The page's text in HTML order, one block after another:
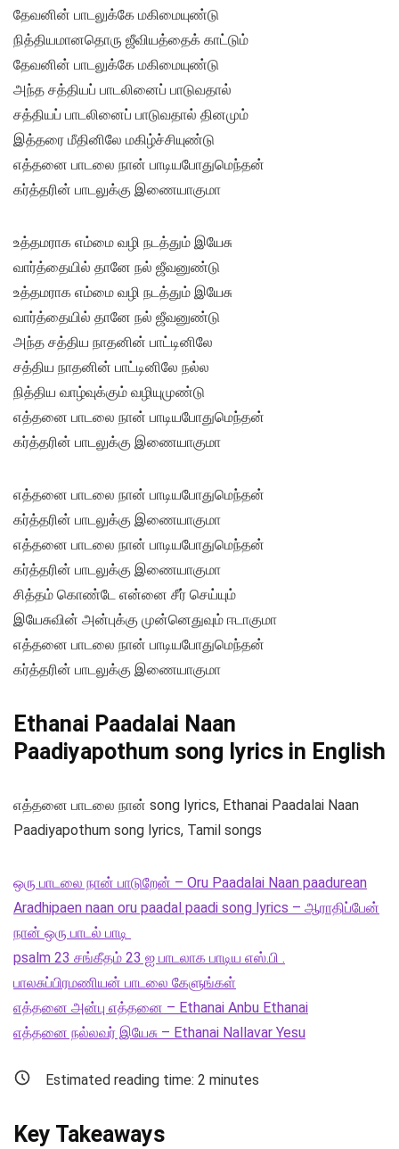
தேவனின் பாடலுக்கே மகிமையுண்டு
நித்தியமானதொரு ஜீவியத்தைக் காட்டும்
தேவனின் பாடலுக்கே மகிமையுண்டு
அந்த சத்தியப் பாடலினைப் பாடுவதால்
சத்தியப் பாடலினைப் பாடுவதால் தினமும்
இத்தரை மீதினிலே மகிழ்ச்சியுண்டு
எத்தனை பாடலை நான் பாடியபோதுமெந்தன்
கர்த்தரின் பாடலுக்கு இணையாகுமா
உத்தமராக எம்மை வழி நடத்தும் இயேசு
வார்த்தையில் தானே நல் ஜீவனுண்டு
உத்தமராக எம்மை வழி நடத்தும் இயேசு
வார்த்தையில் தானே நல் ஜீவனுண்டு
அந்த சத்திய நாதனின் பாட்டினிலே
சத்திய நாதனின் பாட்டினிலே நல்ல
நித்திய வாழ்வுக்கும் வழியுமுண்டு
எத்தனை பாடலை நான் பாடியபோதுமெந்தன்
கர்த்தரின் பாடலுக்கு இணையாகுமா
எத்தனை பாடலை நான் பாடியபோதுமெந்தன்
கர்த்தரின் பாடலுக்கு இணையாகுமா
எத்தனை பாடலை நான் பாடியபோதுமெந்தன்
கர்த்தரின் பாடலுக்கு இணையாகுமா
சித்தம் கொண்டே என்னை சீர் செய்யும்
இயேசுவின் அன்புக்கு முன்னெதுவும் ஈடாகுமா
எத்தனை பாடலை நான் பாடியபோதுமெந்தன்
கர்த்தரின் பாடலுக்கு இணையாகுமா
Ethanai Paadalai Naan
Paadiyapothum song lyrics in English
எத்தனை பாடலை நான் song lyrics, Ethanai Paadalai Naan
Paadiyapothum song lyrics, Tamil songs
ஒரு பாடலை நான் பாடுறேன் – Oru Paadalai Naan paadurean
Aradhipaen naan oru paadal paadi song lyrics – ஆராதிப்பேன்
நான் ஒரு பாடல் பாடி
psalm 23 சங்கீதம் 23 ஐ பாடலாக பாடிய எஸ்.பி .
பாலசுப்பிரமணியன் பாடலை கேளுங்கள்
எத்தனை அன்பு எத்தனை – Ethanai Anbu Ethanai
எத்தனை நல்லவர் இயேசு – Ethanai Nallavar Yesu
Estimated reading time: 2 minutes
Key Takeaways